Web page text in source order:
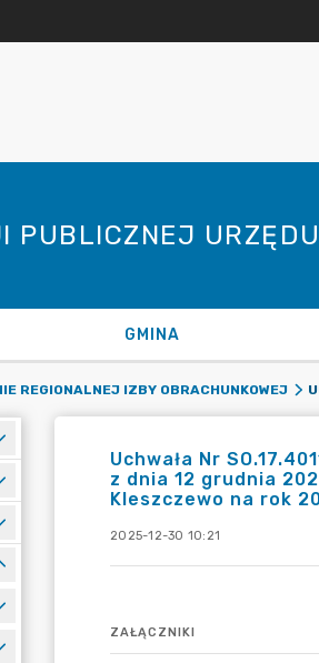
PUBLICZNEJ
GMINA
REGIONALNEJ IZBY OBRACHUNKOWEJ
Uchwała Nr
z dnia 12 grudnia
Kleszczewo na rok
2025-12-30 10:21
ZAŁĄCZNIKI